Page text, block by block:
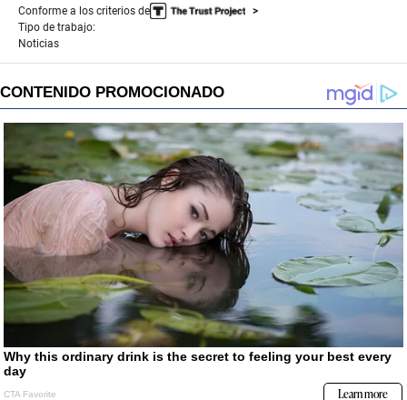
Conforme a los criterios de
Tipo de trabajo:
Noticias